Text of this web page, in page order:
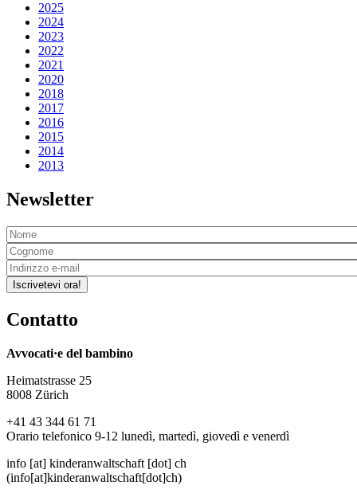
2025
2024
2023
2022
2021
2020
2018
2017
2016
2015
2014
2013
Newsletter
Iscrivetevi ora!
Contatto
Avvocati·e del bambino
Heimatstrasse 25
8008 Zürich
+41 43 344 61 71
Orario telefonico 9-12 lunedì, martedì, giovedì e venerdì
info [at] kinderanwaltschaft [dot] ch
(info[at]kinderanwaltschaft[dot]ch)